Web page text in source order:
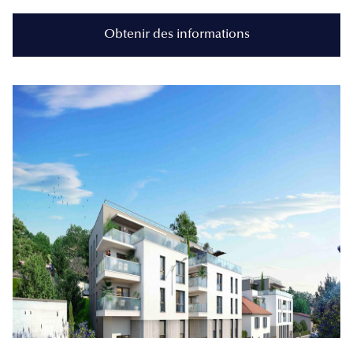
Obtenir des informations